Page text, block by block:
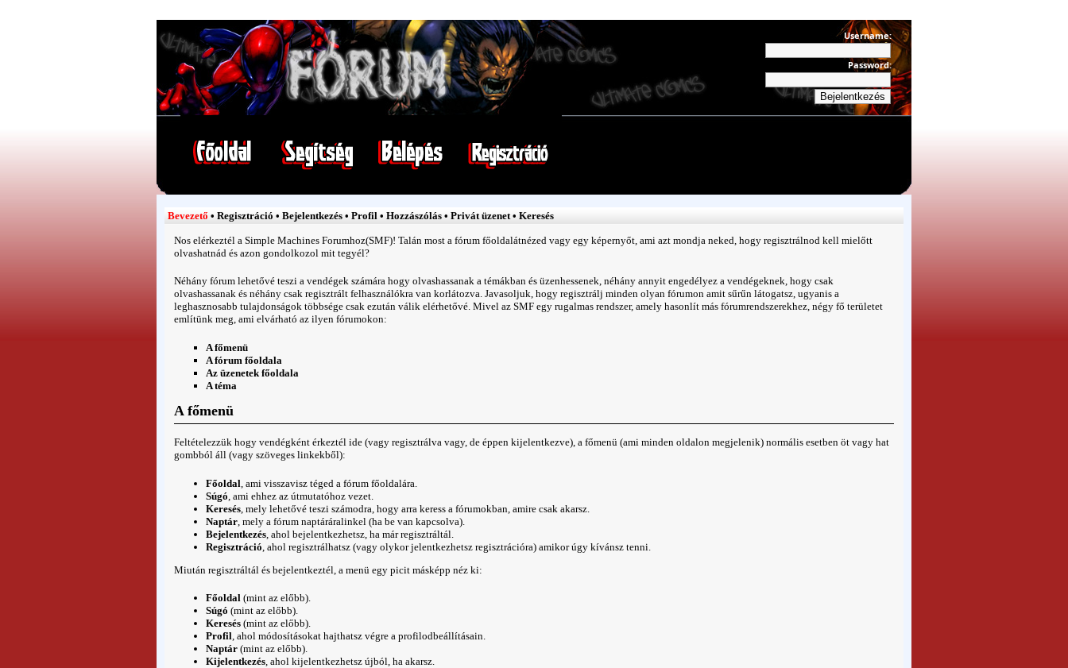
Username:
Password:
Bevezető • Regisztráció • Bejelentkezés • Profil • Hozzászólás • Privát üzenet • Keresés
Nos elérkeztél a Simple Machines Forumhoz(SMF)! Talán most a fórum főoldalátnézed vagy egy képernyőt, ami azt mondja neked, hogy regisztrálnod kell mielőtt
olvashatnád és azon gondolkozol mit tegyél?
Néhány fórum lehetővé teszi a vendégek számára hogy olvashassanak a témákban és üzenhessenek, néhány annyit engedélyez a vendégeknek, hogy csak
olvashassanak és néhány csak regisztrált felhasználókra van korlátozva. Javasoljuk, hogy regisztrálj minden olyan fórumon amit sűrűn látogatsz, ugyanis a
leghasznosabb tulajdonságok többsége csak ezután válik elérhetővé. Mivel az SMF egy rugalmas rendszer, amely hasonlít más fórumrendszerekhez, négy fő területet
említünk meg, ami elvárható az ilyen fórumokon:
A főmenü
A fórum főoldala
Az üzenetek főoldala
A téma
A főmenü
Feltételezzük hogy vendégként érkeztél ide (vagy regisztrálva vagy, de éppen kijelentkezve), a főmenü (ami minden oldalon megjelenik) normális esetben öt vagy hat
gombból áll (vagy szöveges linkekből):
Főoldal , ami visszavisz téged a fórum főoldalára
Súgó , ami ehhez az útmutatóhoz vezet.
Keresés, mely lehetővé teszi számodra, hogy arra keressa fórumokban, amire csak akarsz.
Naptár, mely a fórum naptáráralinkel (ha be van kapcsolva).
Bejelentkezés, ahol bejelentkezhetsz, ha már regisztráltál.
Regisztráció , ahol regisztrálhatsz(vagy olykor jelentkezhetsz regisztrációra) amikor úgy kívánsz tenni.
Miután regisztráltál és bejelentkeztél, a menü egy picit másképp néz ki:
Főoldal(mint az előbb).
Súgó (mint az előbb).
Keresés(mint az előbb).
Profil, ahol módosításokat hajthatsz végre a profilodbeállításain.
Naptár(mint az előbb).
Kijelentkezés, ahol kijelentkezhetszújból, ha akarsz.